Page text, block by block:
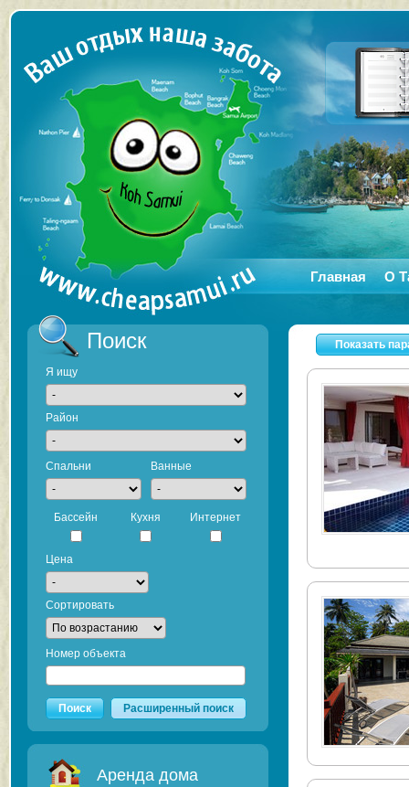
Главная О
Поиск
Я ищу
Район
Спальни Ванные
Бассейн Кухня Интернет
Цена
Сортировать
Номер объекта
Поиск Расширенный поиск
Аренда дома
Показать